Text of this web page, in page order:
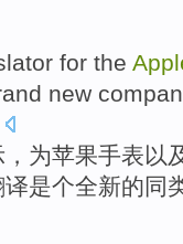
for the
new
， 为苹果手表以
译是个全新的同